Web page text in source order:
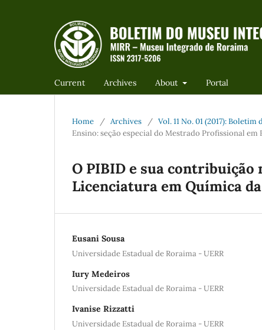
Current Archives About Portal
Home / Archives / Vol. 11 No. 01 (2017):
Ensino: seção especial do Mestrado Profissional em
O PIBID e sua contribuição
Licenciatura em Química
Eusani Sousa
Universidade Estadual de Roraima - UERR
Iury Medeiros
Universidade Estadual de Roraima - UERR
Ivanise Rizzatti
Universidade Estadual de Roraima - UERR